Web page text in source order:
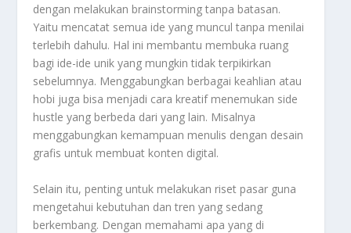
dengan melakukan brainstorming tanpa batasan.
Yaitu mencatat semua ide yang muncul tanpa menilai
terlebih dahulu. Hal ini membantu membuka ruang
bagi ide-ide unik yang mungkin tidak terpikirkan
sebelumnya. Menggabungkan berbagai keahlian atau
hobi juga bisa menjadi cara kreatif menemukan side
hustle yang berbeda dari yang lain. Misalnya
menggabungkan kemampuan menulis dengan desain
grafis untuk membuat konten digital.
Selain itu, penting untuk melakukan riset pasar guna
mengetahui kebutuhan dan tren yang sedang
berkembang. Dengan memahami apa yang di